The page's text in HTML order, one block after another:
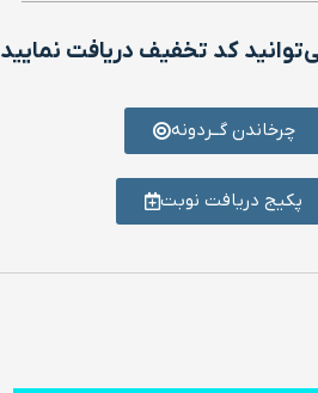
کد تخفیف دریافت نمایید
چرخاندن گــردونه
پکیج دریافت نوبت